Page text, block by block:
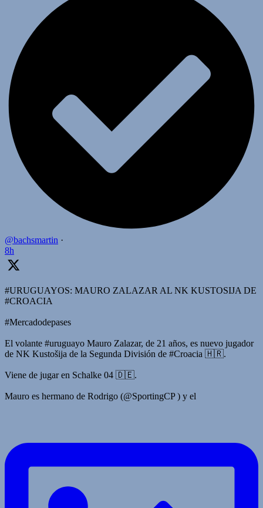
@bachsmartin ·
8h
#URUGUAYOS: MAURO ZALAZAR AL NK KUSTOSIJA DE
#CROACIA
#Mercadodepases
El volante #uruguayo Mauro Zalazar, de 21 años, es nuevo jugador
de NK Kustošija de la Segunda División de #Croacia 🇭🇷.
Viene de jugar en Schalke 04 🇩🇪.
Mauro es hermano de Rodrigo (@SportingCP ) y el